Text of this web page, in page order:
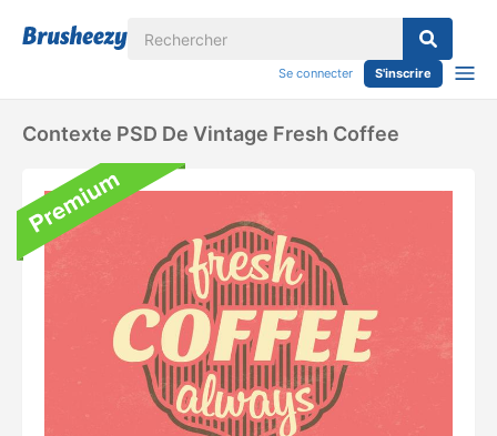
Se connecter S'inscrire
Contexte PSD De Vintage Fresh Coffee